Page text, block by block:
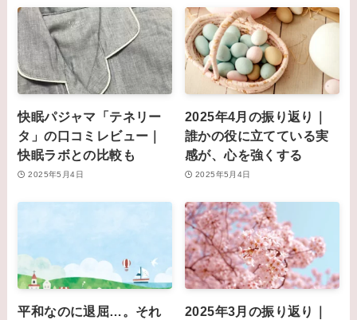
快眠パジャマ「テネリー
タ」の口コミレビュー｜
快眠ラボとの比較も
2025年5月4日
2025年4月の振り返り｜
誰かの役に立てている実
感が、心を強くする
2025年5月4日
平和なのに退屈…。それ
2025年3月の振り返り｜